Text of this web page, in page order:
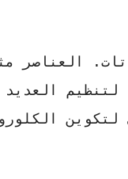
العناصر
لتنظيم